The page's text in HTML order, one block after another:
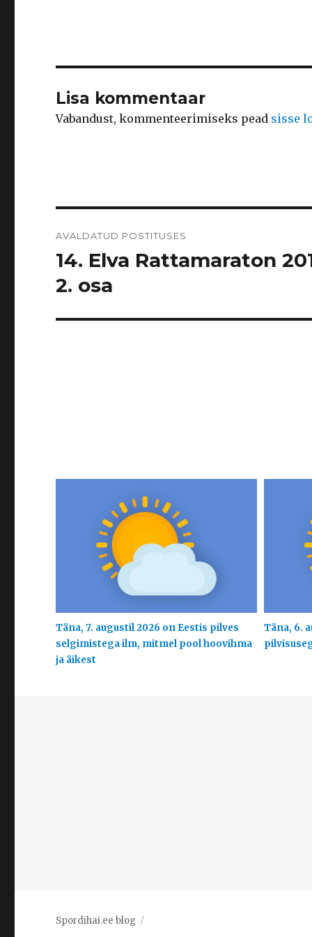
Lisa kommentaar
Vabandust, kommenteerimiseks pead sisse
AVALDATUD POSTITUSES
14. Elva Rattamaraton
2. osa
Täna, 7. augustil 2026 on Eestis pilves
selgimistega ilm, mitmel pool hoovihma
ja äikest
Täna, 6.
Spordihai.ee blog